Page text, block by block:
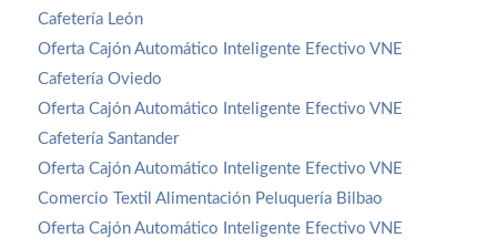
Cafetería León
Oferta Cajón Automático Inteligente Efectivo VNE
Cafetería Oviedo
Oferta Cajón Automático Inteligente Efectivo VNE
Cafetería Santander
Oferta Cajón Automático Inteligente Efectivo VNE
Comercio Textil Alimentación Peluquería Bilbao
Oferta Cajón Automático Inteligente Efectivo VNE